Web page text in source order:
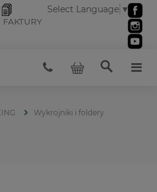
FAKTURY
Select Language ▼
Wykrojniki i foldery